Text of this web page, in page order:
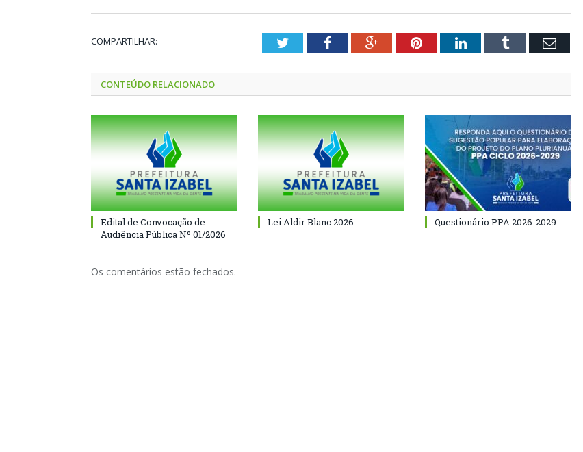
COMPARTILHAR: TwitterFacebookGoogle+PinterestLinkedInTumblr Email
CONTEÚDO RELACIONADO
Edital de Convocação de
Audiência Pública Nº 01/2026
Lei Aldir Blanc 2026 Questionário PPA 2026-2029
Os comentários estão fechados.